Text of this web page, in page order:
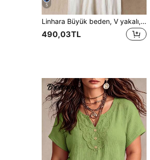
5
Linhara Büyük beden, V yakalı, kısa kollu, ahşap düğmeli, günlük kullanıma uygun gömlek; geziler ve işe gidip gelme için idealdir.
490,03TL